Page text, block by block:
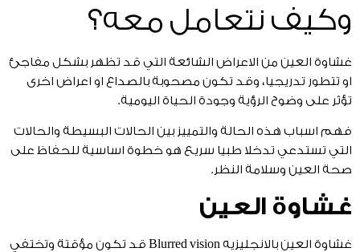
وكيف نتعامل معه؟
غشاوة العين من الاعراض الشائعة التي قد تظهر بشكل مفاجئ
او تتطور تدريجيا، وقد تكون مصحوبة بالصداع او اعراض اخرى
تؤثر على وضوح الرؤية وجودة الحياة اليومية.
فهم اسباب هذه الحالة والتمييز بين الحالات البسيطة والحالات
التي تستدعي تدخلا طبيا سريع هو خطوة اساسية للحفاظ على
صحة العين وسلامة النظر.
غشاوة العين
غشاوة العين بالانجليزيه Blurred vision قد تكون مؤقتة وتختفي